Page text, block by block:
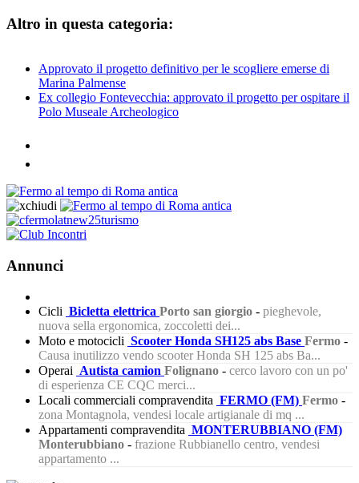
Altro in questa categoria:
Approvato il progetto definitivo per le scogliere emerse di
Marina Palmense
Ex collegio Fontevecchia: approvato il progetto per ospitare il
Polo Museale Archeologico
Annunci
Cicli Bicletta elettrica Porto san giorgio - pieghevole,
nuova sella ergonomica, zoccoletti dei...
Moto e motocicli Scooter Honda SH125 abs Base Fermo -
Causa inutilizzo vendo scooter Honda SH 125 abs Ba...
Operai Autista camion Folignano - cerco lavoro con un po'
di esperienza CE CQC merci...
Locali commerciali compravendita FERMO (FM) Fermo -
zona Montagnola, vendesi locale artigianale di mq ...
Appartamenti compravendita MONTERUBBIANO (FM)
Monterubbiano - frazione Rubbianello centro, vendesi
appartamento ...